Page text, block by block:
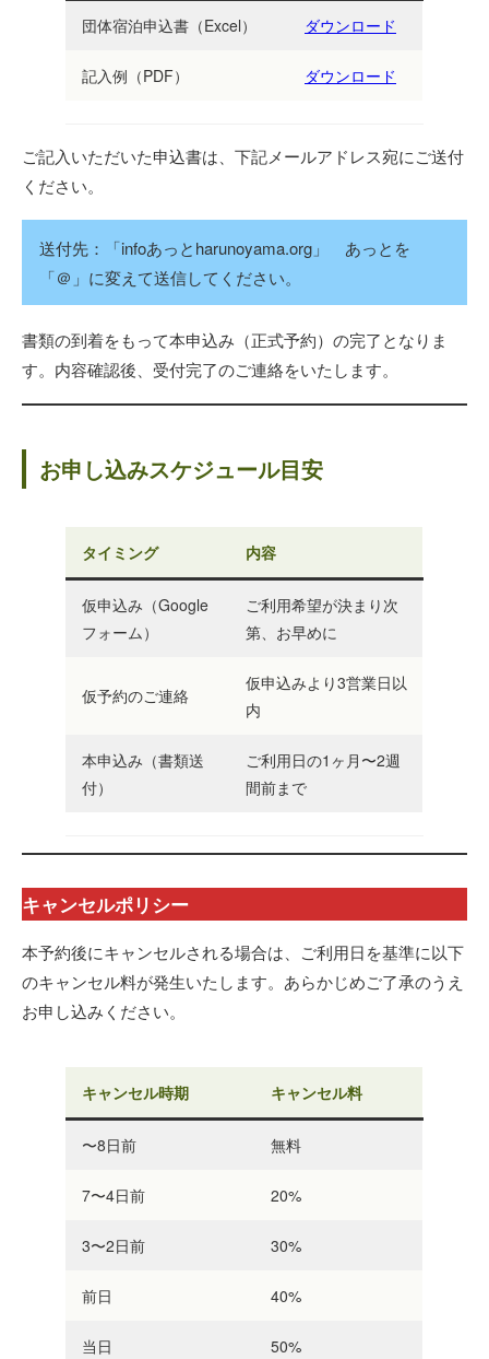
団体宿泊申込書（Excel） ダウンロード
記入例（PDF） ダウンロード
ご記入いただいた申込書は、下記メールアドレス宛にご送付
ください。
送付先：「infoあっとharunoyama.org」 あっとを
「＠」に変えて送信してください。
書類の到着をもって本申込み（正式予約）の完了となりま
す。内容確認後、受付完了のご連絡をいたします。
お申し込みスケジュール目安
タイミング 内容
仮申込み（Google
フォーム）
ご利用希望が決まり次
第、お早めに
仮予約のご連絡
仮申込みより3営業日以
内
本申込み（書類送
付）
ご利用日の1ヶ月〜2週
間前まで
キャンセルポリシー
本予約後にキャンセルされる場合は、ご利用日を基準に以下
のキャンセル料が発生いたします。あらかじめご了承のうえ
お申し込みください。
キャンセル時期 キャンセル料
〜8日前 無料
7〜4日前 20%
3〜2日前 30%
前日 40%
当日 50%